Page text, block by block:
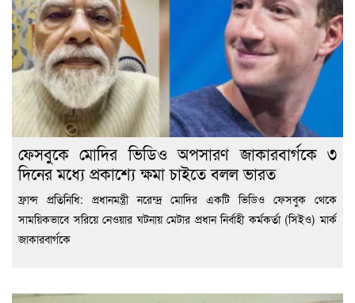
ফেসবুকে মোদির ভিডিও অপসারণ জাকারবার্গকে ৩
দিনের মধ্যে প্রকাশ্যে ক্ষমা চাইতে বলল ভারত
ফ্রান্স প্রতিনিধি: প্রধানমন্ত্রী নরেন্দ্র মোদির একটি ভিডিও ফেসবুক থেকে
সাময়িকভাবে সরিয়ে নেওয়ার ঘটনায় মেটার প্রধান নির্বাহী কর্মকর্তা (সিইও) মার্ক
জাকারবার্গকে